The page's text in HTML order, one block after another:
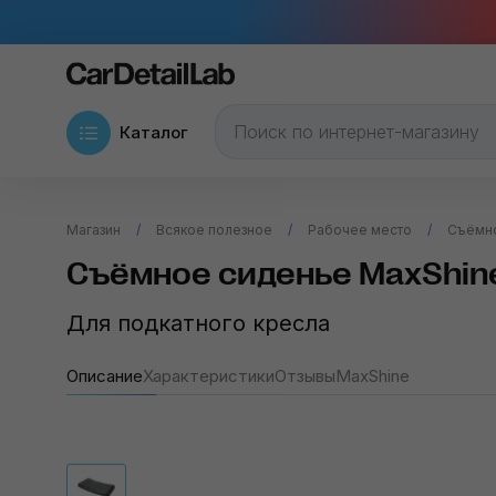
Каталог
Магазин Всякое полезное Рабочее место
Съёмное сиденье
Для подкатного кресла
ОписаниеХарактеристикиОтзывыMaxShine